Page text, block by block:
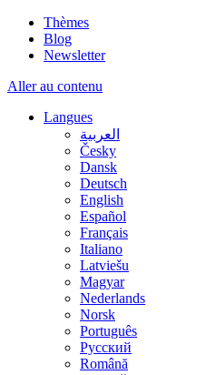
Thèmes
Blog
Newsletter
Aller au contenu
Langues
العربية
Česky
Dansk
Deutsch
English
Español
Français
Italiano
Latviešu
Magyar
Nederlands
Norsk
Português
Русский
Română